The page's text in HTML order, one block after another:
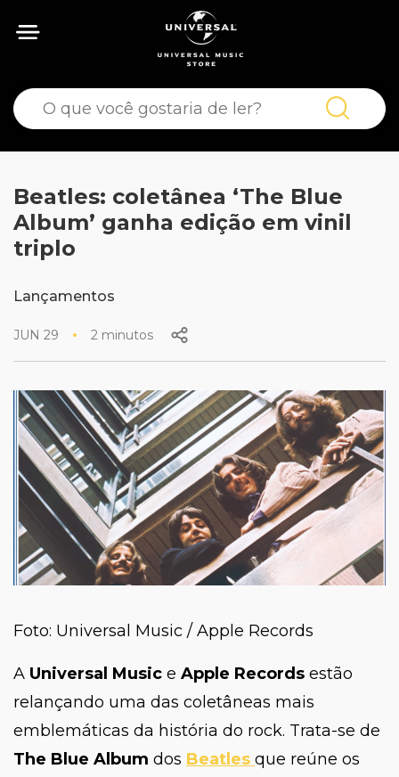
Beatles: coletânea ‘The Blue
Album’ ganha edição em vinil
triplo
Lançamentos
JUN 29 2 minutos
Foto: Universal Music / Apple Records
A Universal Music e Apple Records estão
relançando uma das coletâneas mais
emblemáticas da história do rock. Trata-se de
The Blue Album dos Beatles que reúne os